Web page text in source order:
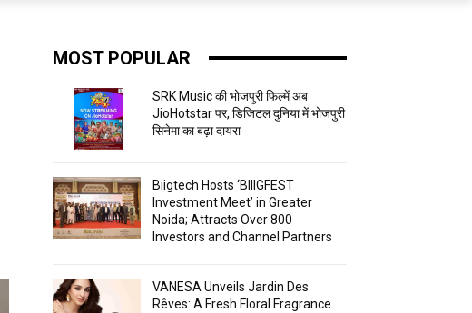
MOST POPULAR
SRK Music की भोजपुरी फिल्में अब
JioHotstar पर, डिजिटल दुनिया में भोजपुरी
सिनेमा का बढ़ा दायरा
Biigtech Hosts ‘BIIIGFEST
Investment Meet’ in Greater
Noida; Attracts Over 800
Investors and Channel Partners
VANESA Unveils Jardin Des
Rêves: A Fresh Floral Fragrance